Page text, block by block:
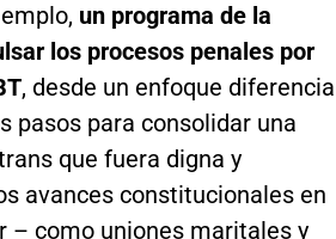
un programa de la
los procesos penales por
, desde un enfoque
pasos para consolidar una
que fuera digna y
avances constitucionales en
– como uniones maritales y